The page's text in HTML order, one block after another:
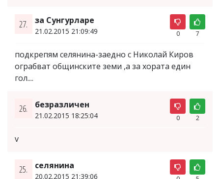
27. за Сунгурларе
21.02.2015 21:09:49 0 7
подкрепям селянина-заедно с Николай Киров
ограбват общинските земи ,а за хората един
гол....
26. безразличен
21.02.2015 18:25:04 0 2
v
25. селянина
20.02.2015 21:39:06